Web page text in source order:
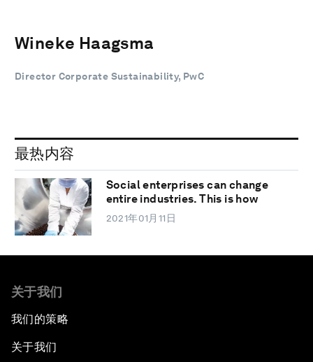
Wineke Haagsma
Director Corporate Sustainability, PwC
最热内容
Social enterprises can change
entire industries. This is how
2021年01月11日
关于我们
我们的策略
关于我们